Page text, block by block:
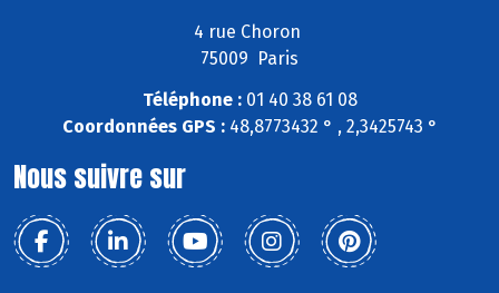
4 rue Choron
75009 Paris
Téléphone :01 40 38 61 08
Coordonnées GPS :48,8773432 ° , 2,3425743 °
Nous suivre sur